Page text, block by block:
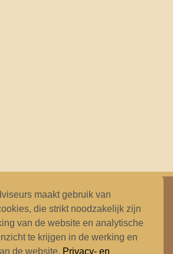
maakt gebruik van
die strikt noodzakelijk zijn
van de website en analytische
te krijgen in de werking en
de website. Privacy- en